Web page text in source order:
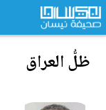
ظلُّ العراق